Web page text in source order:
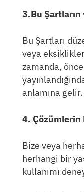
3.Bu
Bu Şartları
veya
zamanda,
anlamına
4. Çözümlerin
Bize veya
herhangi bir
kullanımı